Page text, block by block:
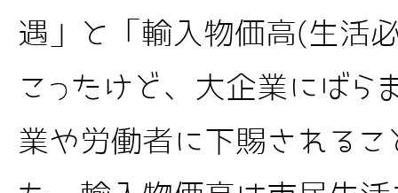
遇」と「輸入物価高(生活
こったけど、大企業にばら
業や労働者に下賜されるこ